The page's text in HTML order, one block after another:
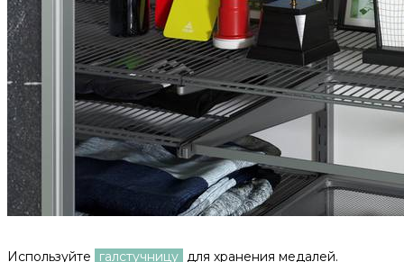
Используйте галстучницу для хранения медалей.